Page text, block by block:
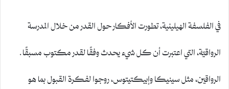
في الفلسفة الهيلينية، تطورت الأفكار حول القدر من خلال المدرسة
الرواقيّة، التي اعتبرت أن كل شيء يحدث وفقًا لقدر مكتوب مسبقًا.
الرواقين، مثل سينيكا وإبيكتيتوس، روجوا لفكرة القبول بما هو